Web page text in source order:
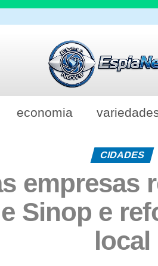
economia
CIDADES
empresas
Sinop e
local